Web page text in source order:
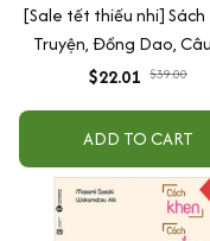
[Sale tết thiếu nhi] Sách
Truyện, Đồng Dao,
Tập Nói Tập Đọc Cho
$22.01 $39.00
ADD TO CART